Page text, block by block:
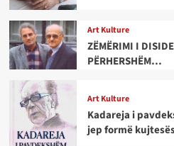
Art Kulture
ZËMËRIMI I
PËRHERSHËM…
Art Kulture
Kadareja i
jep formë